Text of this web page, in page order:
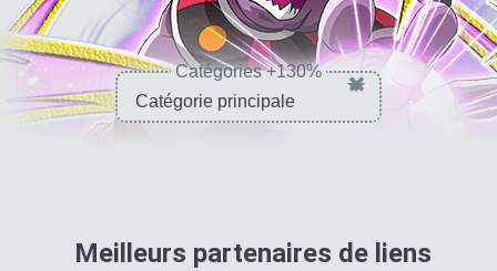
Catégories +130% ×
Meilleurs partenaires de liens